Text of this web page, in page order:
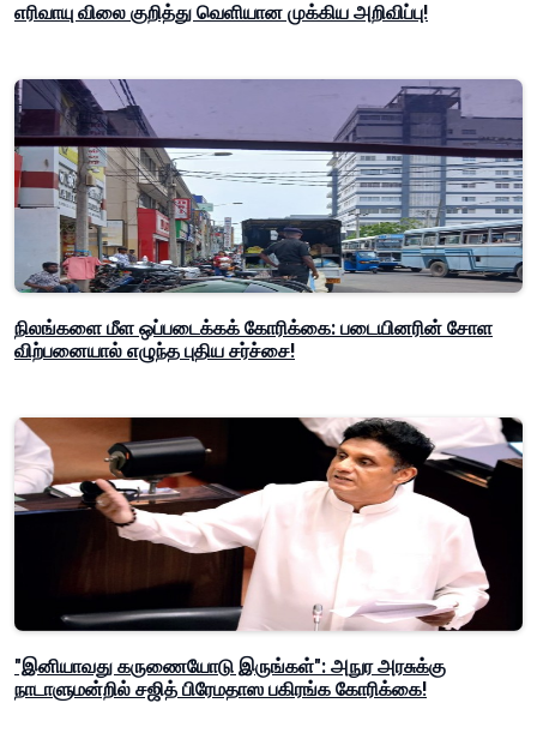
எரிவாயு விலை குறித்து வெளியான முக்கிய அறிவிப்பு!
நிலங்களை மீள ஒப்படைக்கக் கோரிக்கை: படையினரின் சோள
விற்பனையால் எழுந்த புதிய சர்ச்சை!
"இனியாவது கருணையோடு இருங்கள்": அநுர அரசுக்கு
நாடாளுமன்றில் சஜித் பிரேமதாஸ பகிரங்க கோரிக்கை!